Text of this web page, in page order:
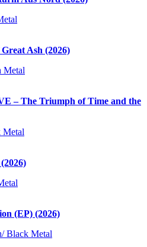
Ash (2026)
Metal
– The Triumph of Time and the
Metal
(EP) (2026)
Black Metal